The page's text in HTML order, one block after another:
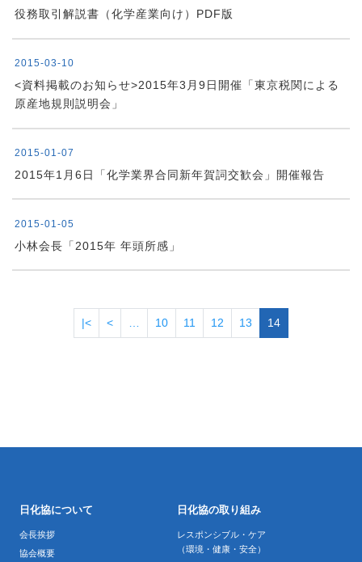
役務取引解説書（化学産業向け）PDF版
2015-03-10
<資料掲載のお知らせ>2015年3月9日開催「東京税関による
原産地規則説明会」
2015-01-07
2015年1月6日「化学業界合同新年賀詞交歓会」開催報告
2015-01-05
小林会長「2015年 年頭所感」
ページ送り
|<先頭ページ
<前ページ
… 10 11 12 13 14
日化協について
会長挨拶
協会概要
日化協の取り組み
レスポンシブル・ケア
（環境・健康・安全）